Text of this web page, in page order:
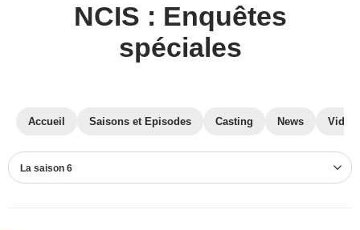
NCIS : Enquêtes
spéciales
Accueil Saisons et Episodes Casting News
La saison 6